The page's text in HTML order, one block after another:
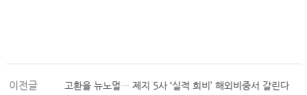
이전글 고환율 뉴노멀… 제지 5사 ‘실적 희비’ 해외비중서 갈린다